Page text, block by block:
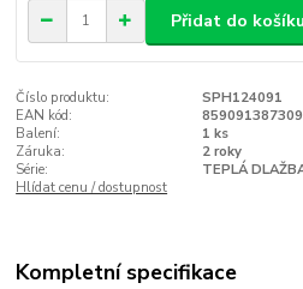
Přidat do košíku
Číslo produktu:
SPH124091
EAN kód:
Balení:
1 ks
Záruka:
2 roky
Série:
TEPLÁ
Hlídat cenu / dostupnost
Kompletní specifikace